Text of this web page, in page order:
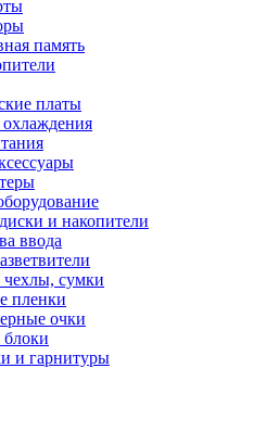
память
платы
и накопители
ввода
сумки
пленки
очки
и гарнитуры